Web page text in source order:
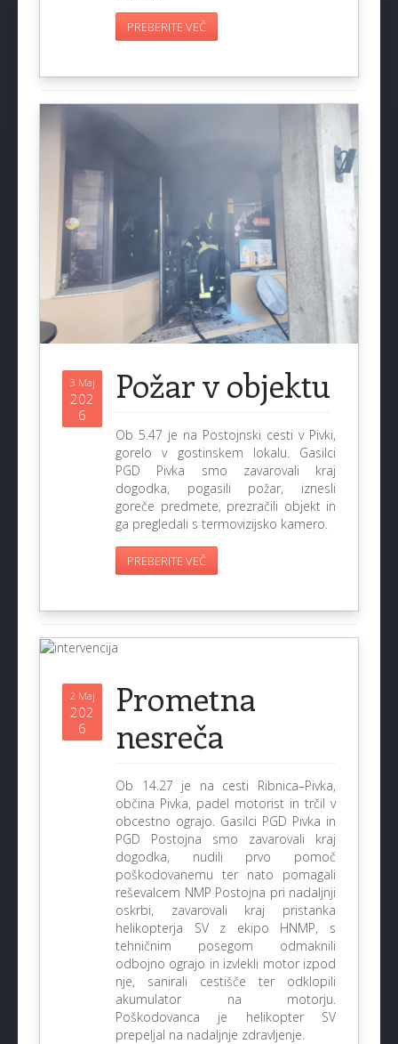
PREBERITE VEČ
3 Maj
202
6
Požar v objektu
Ob 5.47 je na Postojnski cesti v Pivki,
gorelo v gostinskem lokalu. Gasilci
PGD Pivka smo zavarovali kraj
dogodka, pogasili požar, iznesli
goreče predmete, prezračili objekt in
ga pregledali s termovizijsko kamero.
PREBERITE VEČ
2 Maj
202
6
Prometna
nesreča
Ob 14.27 je na cesti Ribnica–Pivka,
občina Pivka, padel motorist in trčil v
obcestno ograjo. Gasilci PGD Pivka in
PGD Postojna smo zavarovali kraj
dogodka, nudili prvo pomoč
poškodovanemu ter nato pomagali
reševalcem NMP Postojna pri nadaljnji
oskrbi, zavarovali kraj pristanka
helikopterja SV z ekipo HNMP, s
tehničnim posegom odmaknili
odbojno ograjo in izvlekli motor izpod
nje, sanirali cestišče ter odklopili
akumulator na motorju.
Poškodovanca je helikopter SV
prepeljal na nadaljnje zdravljenje.